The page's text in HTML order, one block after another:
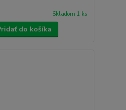
Skladom 1 ks
do košíka